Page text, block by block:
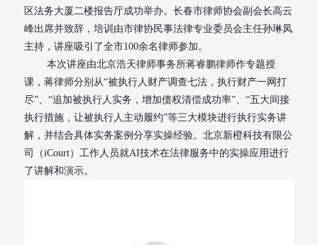
区法务大厦二楼报告厅成功举办。长春市律师协会副会长高云
峰出席并致辞，培训由市律协民事法律专业委员会主任孙琳凤
主持，讲座吸引了全市100余名律师参加。
本次讲座由北京浩天律师事务所蒋睿鹏律师作专题授
课，蒋律师分别从“被执行人财产调查七法，执行财产一网打
尽”、“追加被执行人实务，增加债权清偿成功率”、“五大间接
执行措施，让被执行人主动履约”等三大模块进行执行实务讲
解，并结合具体实务案例分享实操经验。北京新橙科技有限公
司（iCourt）工作人员就AI技术在法律服务中的实操应用进行
了讲解和演示。